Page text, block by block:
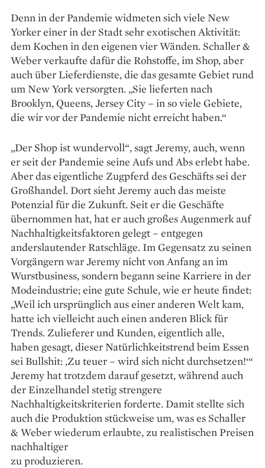
Denn in der Pandemie widmeten sich viele New
Yorker einer in der Stadt sehr exotischen Aktivität:
dem Kochen in den eigenen vier Wänden. Schaller &
Weber verkaufte dafür die Roh­stoffe, im Shop, aber
auch über Lieferdienste, die das gesamte Gebiet rund
um New York ver­sorgten. „Sie lieferten nach
Brooklyn, Queens, Jersey City – in so viele Gebiete,
die wir vor der Pandemie nicht erreicht haben.“
„Der Shop ist wundervoll“, sagt Jeremy, auch, wenn
er seit der Pandemie seine Aufs und Abs erlebt habe.
Aber das eigentliche Zugpferd des Geschäfts sei der
Großhandel. Dort sieht Jeremy auch das meiste
Potenzial für die Zukunft. Seit er die Geschäfte
übernommen hat, hat er auch großes Augenmerk auf
Nachhaltigkeitsfaktoren gelegt – entgegen
anderslautender Ratschläge. Im Gegensatz zu seinen
Vorgängern war Jeremy nicht von Anfang an im
Wurst­business, sondern begann seine Karriere in der
Modeindustrie; eine gute Schule, wie er heute findet:
„Weil ich ursprünglich aus einer anderen Welt kam,
hatte ich vielleicht auch einen anderen Blick für
Trends. Zulieferer und Kunden, ei­gent­lich alle,
haben gesagt, dieser Natürlichkeitstrend beim Essen
sei Bullshit: ‚Zu teuer – wird sich nicht durchsetzen!‘“
Jeremy hat trotzdem darauf gesetzt, während auch
der Einzelhandel stetig strengere
Nachhaltigkeitskriterien forderte. Damit stellte sich
auch die Produktion stück­weise um, was es Schaller
& Weber wie­derum erlaubte, zu realistischen Preisen
nach­haltiger
zu produzieren.